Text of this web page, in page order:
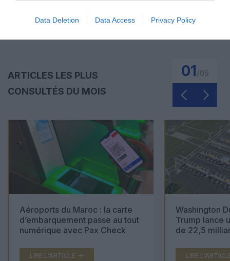
Data Deletion Data Access Privacy Policy
ARTICLES LES PLUS
CONSULTÉS DU MOIS
01
Aéroports du Maroc : la carte
d’embarquement passe au tout
numérique avec Pax Check
LIRE L'ARTICLE
Washington
Trump lance
de 22,5
LIRE